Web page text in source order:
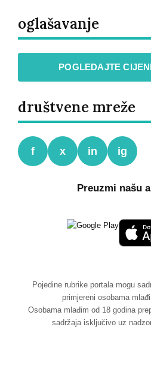
oglašavanje
POGLEDAJTE
društvene mreže
f x in ig
Preuzmi našu
Pojedine rubrike portala mogu
primjereni osobama
Osobama mlađim od 18 godina
sadržaja isključivo uz